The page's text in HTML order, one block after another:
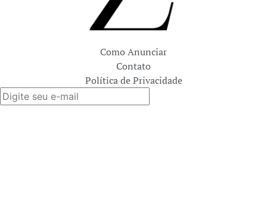
Como Anunciar
Contato
Política de Privacidade